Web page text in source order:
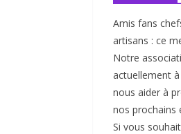
Amis fans
artisans : ce
Notre
actuellement
nous aider à
nos prochains
Si vous